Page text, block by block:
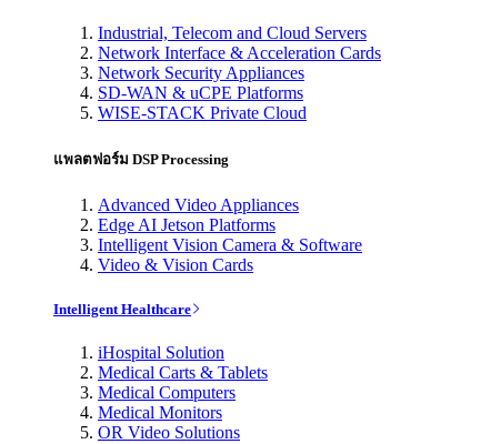
Industrial, Telecom and Cloud Servers
Network Interface & Acceleration Cards
Network Security Appliances
SD-WAN & uCPE Platforms
WISE-STACK Private Cloud
แพลตฟอร์ม DSP Processing
Advanced Video Appliances
Edge AI Jetson Platforms
Intelligent Vision Camera & Software
Video & Vision Cards
Intelligent Healthcare
iHospital Solution
Medical Carts & Tablets
Medical Computers
Medical Monitors
OR Video Solutions